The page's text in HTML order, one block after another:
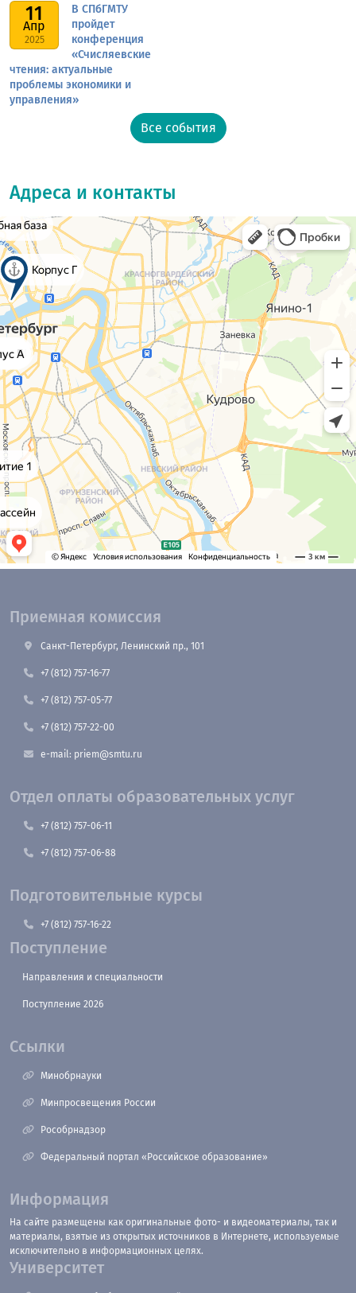
11
Апр
2025
В СПбГМТУ
пройдет
конференция
«Счисляевские
чтения: актуальные
проблемы экономики и
управления»
Все события
Адреса и контакты
Приемная комиссия
Санкт-Петербург, Ленинский пр., 101
+7 (812) 757-16-77
+7 (812) 757-05-77
+7 (812) 757-22-00
e-mail: priem@smtu.ru
Отдел оплаты образовательных услуг
+7 (812) 757-06-11
+7 (812) 757-06-88
Подготовительные курсы
+7 (812) 757-16-22
Поступление
Направления и специальности
Поступление 2026
Ссылки
Минобрнауки
Минпросвещения России
Рособрнадзор
Федеральный портал «Российское образование»
Информация
На сайте размещены как оригинальные фото- и видеоматериалы, так и
материалы, взятые из открытых источников в Интернете, используемые
исключительно в информационных целях.
Университет